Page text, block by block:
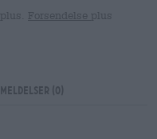
Forsendelse plus
(0)